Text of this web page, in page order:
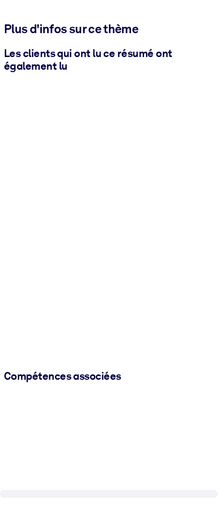
Plus d'infos sur ce thème
Les clients qui ont lu ce résumé ont
également lu
Compétences associées